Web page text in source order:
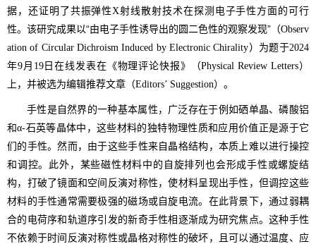
据，还证明了共振弹性X射线散射技术在探测电子手性方面的可行
性。该研究成果以“由电子手性诱导出的圆二色性的观察发现”（Observ
ation of Circular Dichroism Induced by Electronic Chirality）为题于2024
年9月 19日在线发表在《物理评论快报》（Physical Review Letters）
上，并被选为编辑推荐文章（Editors’ Suggestion）。
手性是自然界的一种基本属性，广泛存在于例如硒单晶、磷酸铝
和α-石英等晶体中，这些材料的独特物理性质和应用价值正是源于它
们的手性。然而，由于这些手性来自晶格结构，本质上难以进行操控
和调控。此外，某些磁性材料中的自旋排列也会形成手性或螺旋结
构，打破了镜面和空间反演对称性，使材料呈现出手性，但调控这些
材料的手性通常需要极强的磁场或自旋电流。在此背景下，通过弱耦
合的电荷序和轨道序引发的新奇手性相逐渐成为研究焦点。这种手性
不依赖于时间反演对称性或晶格对称性的破坏，且可以通过温度、应